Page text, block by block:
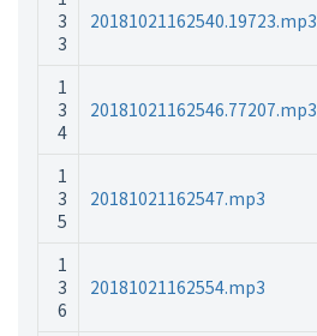
3
3
20181021162540.19723.mp3
1
3
4
20181021162546.77207.mp3
1
3
5
20181021162547.mp3
1
3
6
20181021162554.mp3